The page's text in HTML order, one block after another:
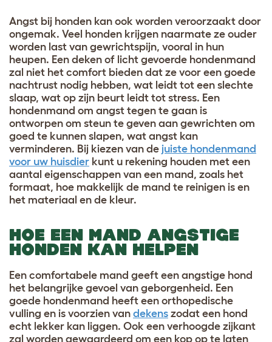
Angst bij honden kan ook worden veroorzaakt door
ongemak. Veel honden krijgen naarmate ze ouder
worden last van gewrichtspijn, vooral in hun
heupen. Een deken of licht gevoerde hondenmand
zal niet het comfort bieden dat ze voor een goede
nachtrust nodig hebben, wat leidt tot een slechte
slaap, wat op zijn beurt leidt tot stress. Een
hondenmand om angst tegen te gaan is
ontworpen om steun te geven aan gewrichten om
goed te kunnen slapen, wat angst kan
verminderen. Bij kiezen van de juiste hondenmand
voor uw huisdier kunt u rekening houden met een
aantal eigenschappen van een mand, zoals het
formaat, hoe makkelijk de mand te reinigen is en
het materiaal en de kleur.
HOE EEN MAND ANGSTIGE
HONDEN KAN HELPEN
Een comfortabele mand geeft een angstige hond
het belangrijke gevoel van geborgenheid. Een
goede hondenmand heeft een orthopedische
vulling en is voorzien van dekens zodat een hond
echt lekker kan liggen. Ook een verhoogde zijkant
zal worden gewaardeerd om een kop op te laten